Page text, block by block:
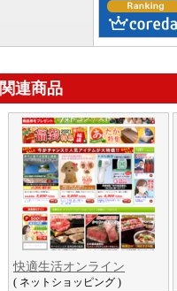
関連商品
快適生活オンライン
( ネットショッピング )